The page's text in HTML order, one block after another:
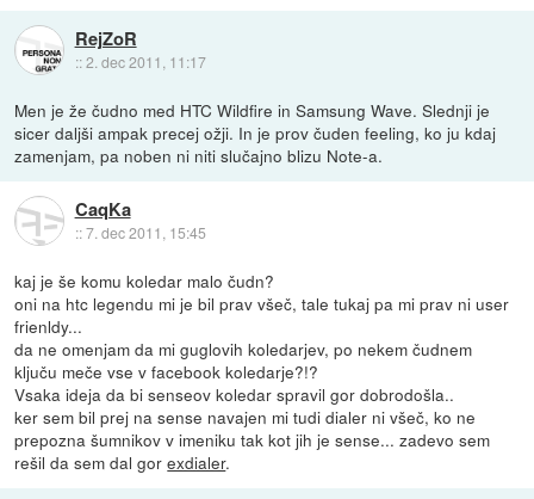
RejZoR
::2. dec 2011, 11:17
Men je že čudno med HTC Wildfire in Samsung Wave. Slednji je
sicer daljši ampak precej ožji. In je prov čuden feeling, ko ju kdaj
zamenjam, pa noben ni niti slučajno blizu Note-a.
CaqKa
::7. dec 2011, 15:45
kaj je še komu koledar malo čudn?
oni na htc legendu mi je bil prav všeč, tale tukaj pa mi prav ni user
frienldy...
da ne omenjam da mi guglovih koledarjev, po nekem čudnem
ključu meče vse v facebook koledarje?!?
Vsaka ideja da bi senseov koledar spravil gor dobrodošla..
ker sem bil prej na sense navajen mi tudi dialer ni všeč, ko ne
prepozna šumnikov v imeniku tak kot jih je sense... zadevo sem
rešil da sem dal gorexdialer.